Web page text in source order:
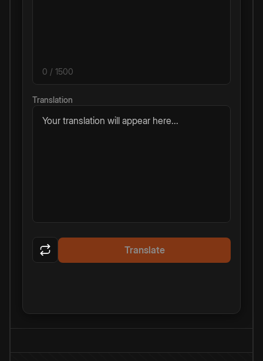
0 / 1500
Translation
Your translation will appear here...
Translate